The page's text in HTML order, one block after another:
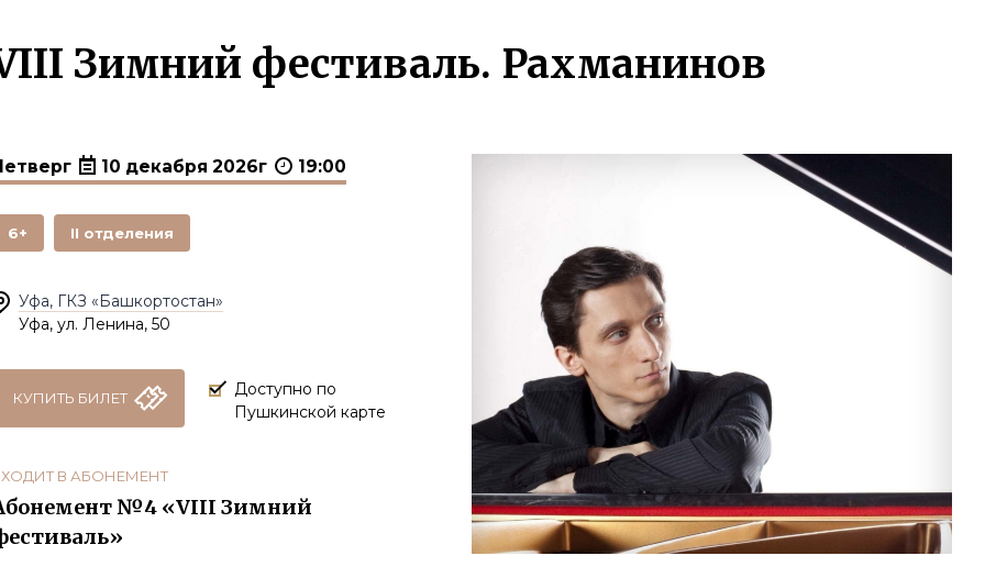
Зимний фестиваль. Рахманинов
10 декабря 2026г 19:00
6+ II отделения
Уфа, ГКЗ «Башкортостан»
Уфа, ул. Ленина, 50
КУПИТЬ БИЛЕТ
Доступно по
Пушкинской карте
В АБОНЕМЕНТ
№4 «VIII Зимний